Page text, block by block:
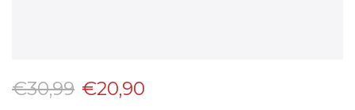
€30,99 €20,90